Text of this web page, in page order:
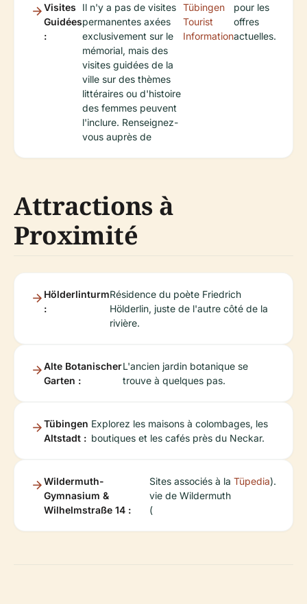
Visites
Guidées
:
Il n'y a pas de visites
permanentes axées
exclusivement sur le
mémorial, mais des
visites guidées de la
ville sur des thèmes
littéraires ou d'histoire
des femmes peuvent
l'inclure. Renseignez-
vous auprès de
Tübingen
Tourist
Information
pour les
offres
actuelles.
Attractions à
Proximité
Hölderlinturm
:
Résidence du poète Friedrich
Hölderlin, juste de l'autre côté de la
rivière.
Alte Botanischer
Garten :
L'ancien jardin botanique se
trouve à quelques pas.
Tübingen
Altstadt :
Explorez les maisons à colombages, les
boutiques et les cafés près du Neckar.
Wildermuth-
Gymnasium &
Wilhelmstraße 14 :
Sites associés à la
vie de Wildermuth
(
Tüpedia).